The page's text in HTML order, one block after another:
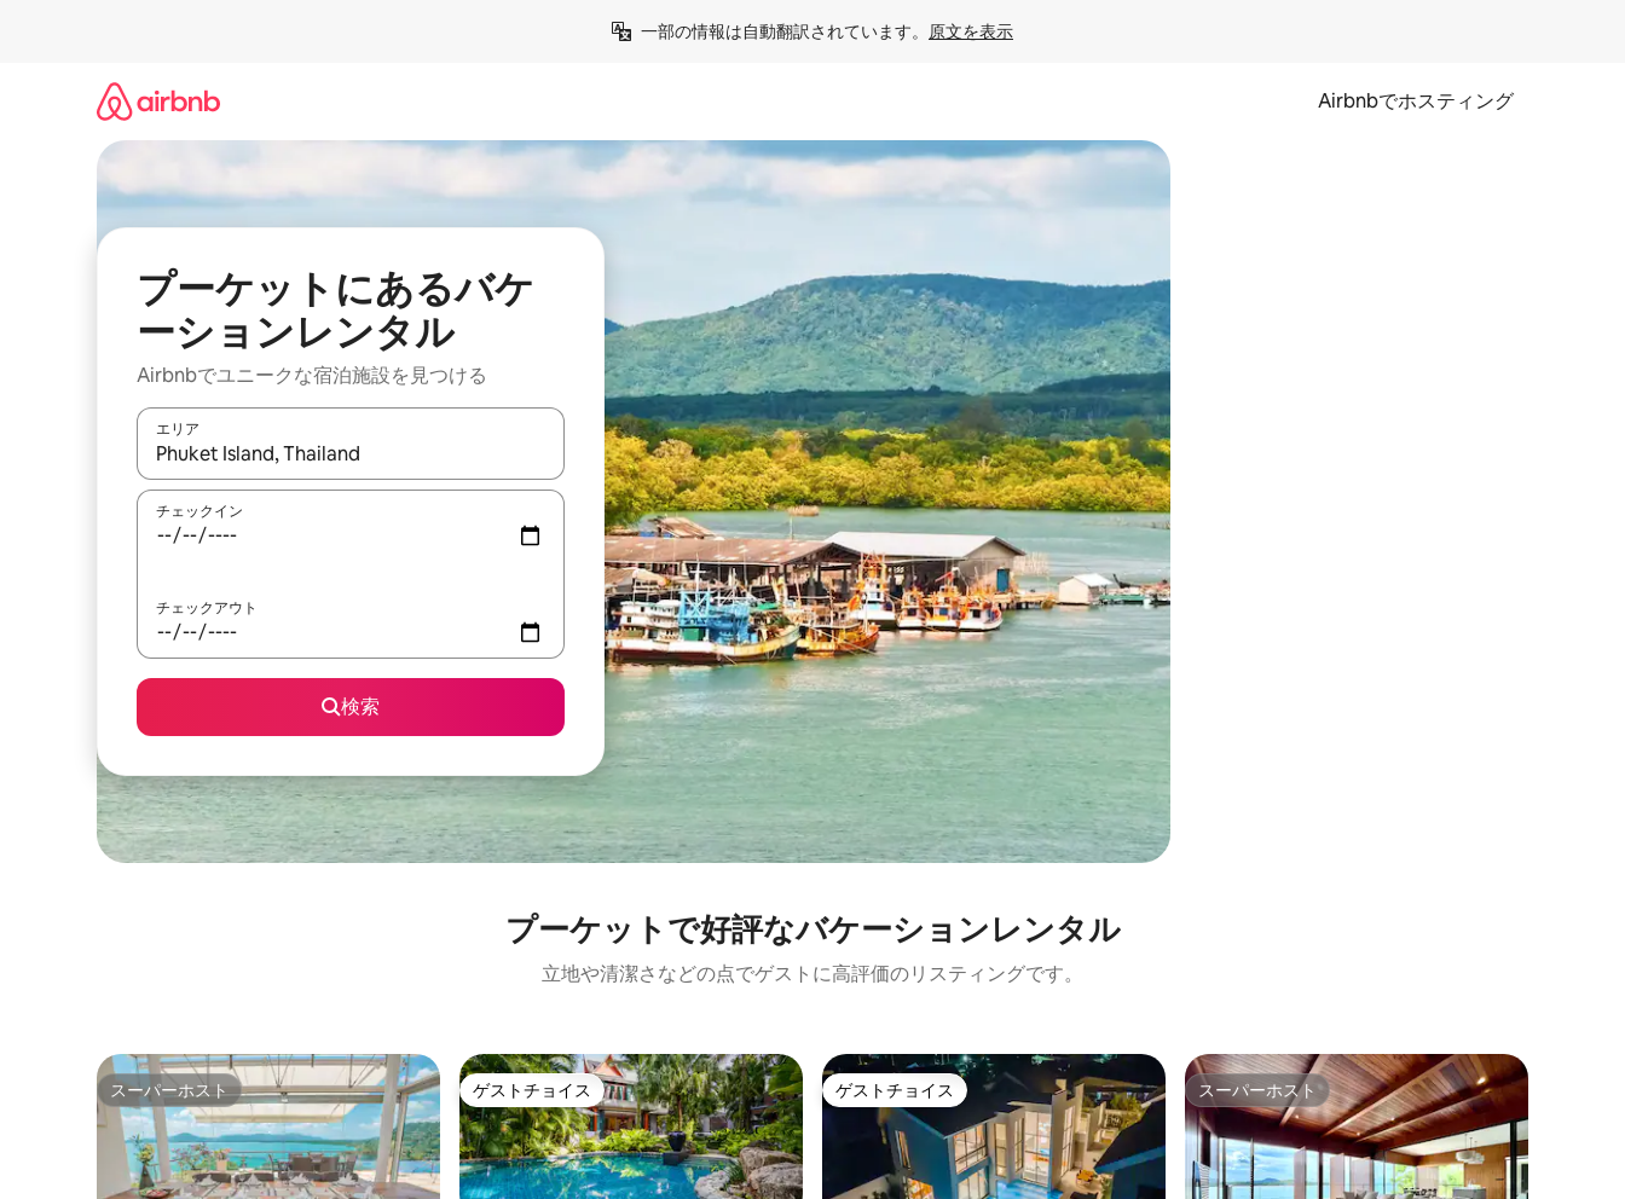
一部の情報は自動翻訳されています。 原文を表示
Airbnbでホスティング
プーケットにあるバケ
ーションレンタル
Airbnbでユニークな宿泊施設を見つける
エリア
検索結果が表示されたら、上下の矢印キーを使って移動するか、画面をタッチまたはスワイプして検索結果を確認することができます。
チェックイン
チェックアウト
検索
プーケットで好評なバケーションレンタル
立地や清潔さなどの点でゲストに高評価のリスティングです。
スーパーホスト
スーパーホスト ゲストチョイス
ゲストチョイス ゲストチョイス
ゲストチョイス スーパーホスト
スーパーホスト